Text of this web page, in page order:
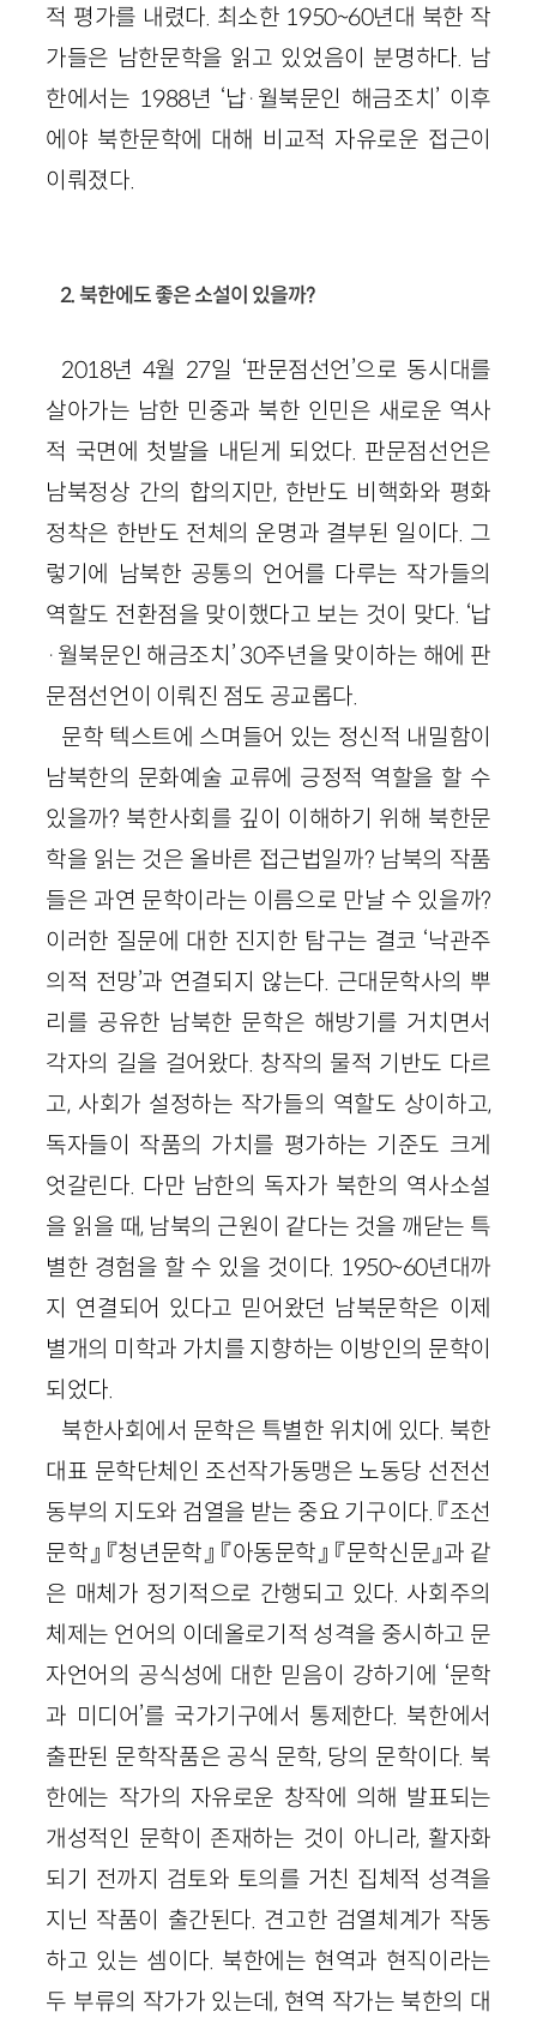
적 평가를 내렸다. 최소한 1950~60년대 북한 작
가들은 남한문학을 읽고 있었음이 분명하다. 남
한에서는 1988년 ‘납·월북문인 해금조치’ 이후
에야 북한문학에 대해 비교적 자유로운 접근이
이뤄졌다.
2. 북한에도 좋은 소설이 있을까?
2018년 4월 27일 ‘판문점선언’으로 동시대를
살아가는 남한 민중과 북한 인민은 새로운 역사
적 국면에 첫발을 내딛게 되었다. 판문점선언은
남북정상 간의 합의지만, 한반도 비핵화와 평화
정착은 한반도 전체의 운명과 결부된 일이다. 그
렇기에 남북한 공통의 언어를 다루는 작가들의
역할도 전환점을 맞이했다고 보는 것이 맞다. ‘납
·월북문인 해금조치’ 30주년을 맞이하는 해에 판
문점선언이 이뤄진 점도 공교롭다.
문학 텍스트에 스며들어 있는 정신적 내밀함이
남북한의 문화예술 교류에 긍정적 역할을 할 수
있을까? 북한사회를 깊이 이해하기 위해 북한문
학을 읽는 것은 올바른 접근법일까? 남북의 작품
들은 과연 문학이라는 이름으로 만날 수 있을까?
이러한 질문에 대한 진지한 탐구는 결코 ‘낙관주
의적 전망’과 연결되지 않는다. 근대문학사의 뿌
리를 공유한 남북한 문학은 해방기를 거치면서
각자의 길을 걸어왔다. 창작의 물적 기반도 다르
고, 사회가 설정하는 작가들의 역할도 상이하고,
독자들이 작품의 가치를 평가하는 기준도 크게
엇갈린다. 다만 남한의 독자가 북한의 역사소설
을 읽을 때, 남북의 근원이 같다는 것을 깨닫는 특
별한 경험을 할 수 있을 것이다. 1950~60년대까
지 연결되어 있다고 믿어왔던 남북문학은 이제
별개의 미학과 가치를 지향하는 이방인의 문학이
되었다.
북한사회에서 문학은 특별한 위치에 있다. 북한
대표 문학단체인 조선작가동맹은 노동당 선전선
동부의 지도와 검열을 받는 중요 기구이다. 『조선
문학』 『청년문학』 『아동문학』 『문학신문』과 같
은 매체가 정기적으로 간행되고 있다. 사회주의
체제는 언어의 이데올로기적 성격을 중시하고 문
자언어의 공식성에 대한 믿음이 강하기에 ‘문학
과 미디어’를 국가기구에서 통제한다. 북한에서
출판된 문학작품은 공식 문학, 당의 문학이다. 북
한에는 작가의 자유로운 창작에 의해 발표되는
개성적인 문학이 존재하는 것이 아니라, 활자화
되기 전까지 검토와 토의를 거친 집체적 성격을
지닌 작품이 출간된다. 견고한 검열체계가 작동
하고 있는 셈이다. 북한에는 현역과 현직이라는
두 부류의 작가가 있는데, 현역 작가는 북한의 대